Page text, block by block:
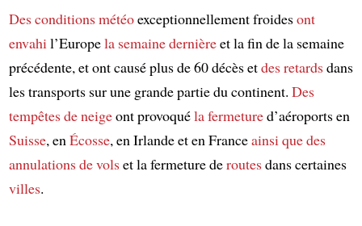
Des conditions météoexceptionnellement froidesont
envahil’Europela semaine dernièreet la fin de la semaine
précédente, et ont causé plus de 60 décès etdes retardsdans
les transports sur une grande partie du continent. Des
tempêtes de neigeont provoquéla fermetured’aéroports en
Suisse, enÉcosse, en Irlande et en Franceainsi quedes
annulations de volset la fermeture deroutesdans certaines
villes.